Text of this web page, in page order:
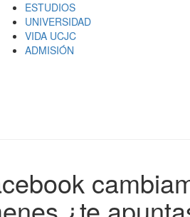
ESTUDIOS
UNIVERSIDAD
VIDA UCJC
ADMISIÓN